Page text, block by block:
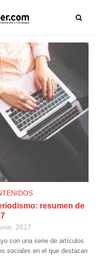
resumen de
2017
con una serie de artículos
sociales en el que destacan